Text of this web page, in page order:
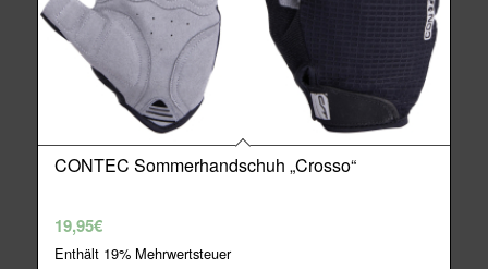
CONTEC Sommerhandschuh „Crosso“
19,95€
Enthält 19% Mehrwertsteuer